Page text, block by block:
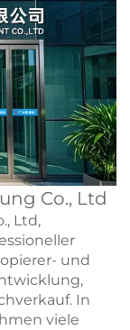
Co., Ltd
Ltd,
und
In
viele